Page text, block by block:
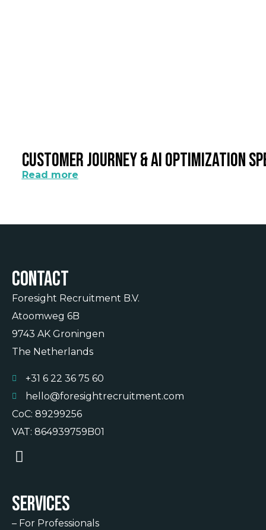
Customer Journey & AI Optimization
Read more
Contact
Foresight Recruitment B.V.
Atoomweg 6B
9743 AK Groningen
The Netherlands
+31 6 22 36 75 60
hello@foresightrecruitment.com
CoC: 89299256
VAT: 864939759B01
Services
– For Professionals